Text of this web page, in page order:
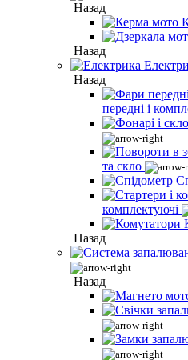
Назад
Назад
Назад
передні і
та скло
комплектуючі
Назад
Назад